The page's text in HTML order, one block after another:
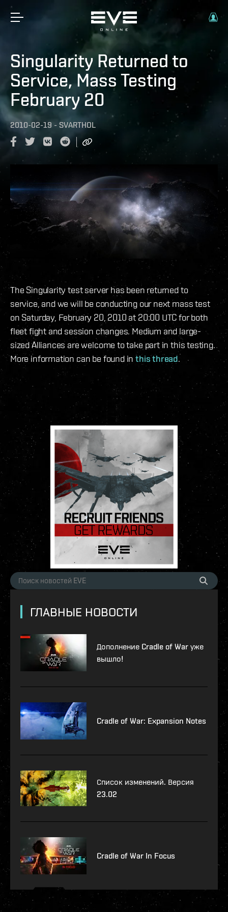
Singularity Returned to
Service, Mass Testing
February 20
2010-02-19 - SVARTHOL
The Singularity test server has been returned to
service, and we will be conducting our next mass test
on Saturday, February 20, 2010 at 20:00 UTC for both
fleet fight and session changes. Medium and large-
sized Alliances are welcome to take part in this testing.
More information can be found inthis thread.
ГЛАВНЫЕ НОВОСТИ
Дополнение Cradle of War уже
вышло!
Cradle of War: Expansion Notes
Список изменений. Версия
23.02
Cradle of War In Focus